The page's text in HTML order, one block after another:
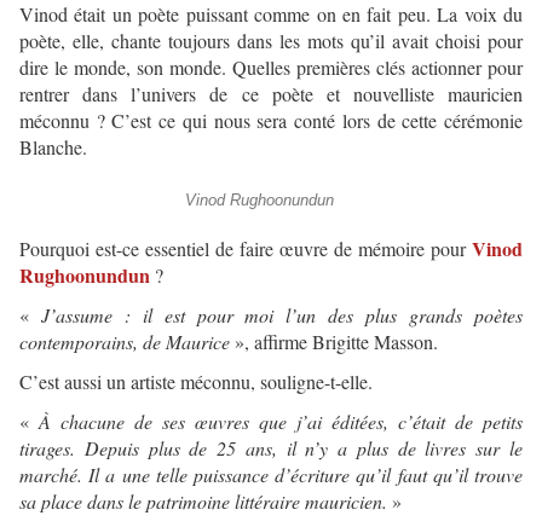
Vinod était un poète puissant comme on en fait peu. La voix du
poète, elle, chante toujours dans les mots qu’il avait choisi pour
dire le monde, son monde. Quelles premières clés actionner pour
rentrer dans l’univers de ce poète et nouvelliste mauricien
méconnu ? C’est ce qui nous sera conté lors de cette cérémonie
Blanche.
Vinod Rughoonundun
Pourquoi est-ce essentiel de faire œuvre de mémoire pourVinod
Rughoonundun ?
« J’assume : il est pour moi l’un des plus grands poètes
contemporains, de Maurice », affirme Brigitte Masson.
C’est aussi un artiste méconnu, souligne-t-elle.
« À chacune de ses œuvres que j’ai éditées, c’était de petits
tirages. Depuis plus de 25 ans, il n’y a plus de livres sur le
marché. Il a une telle puissance d’écriture qu’il faut qu’il trouve
sa place dans le patrimoine littéraire mauricien. »